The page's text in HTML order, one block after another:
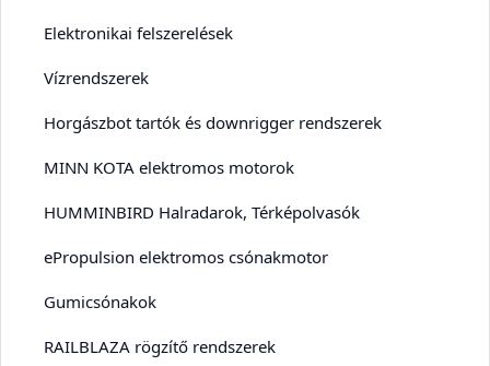
Elektronikai felszerelések
Vízrendszerek
Horgászbot tartók és downrigger rendszerek
MINN KOTA elektromos motorok
HUMMINBIRD Halradarok, Térképolvasók
ePropulsion elektromos csónakmotor
Gumicsónakok
RAILBLAZA rögzítő rendszerek